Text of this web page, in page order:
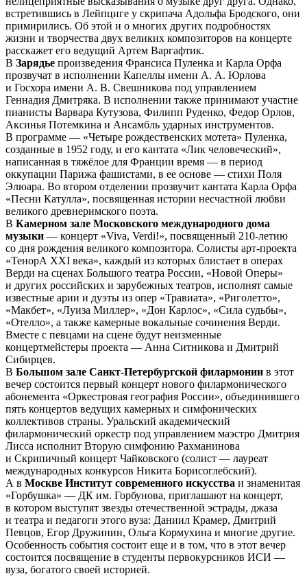
встретившись в Лейпциге у скрипача Адольфа Бродского, они
примирились. Об этой и о многих других подробностях
жизни и творчества двух великих композиторов на концерте
расскажет его ведущий Артем Варгафтик.
В Зарядье произведения Франсиса Пуленка и Карла Орфа
прозвучат в исполнении Капеллы имени А. А. Юрлова
и Госхора имени А. В. Свешникова под управлением
Геннадия Дмитряка. В исполнении также принимают участие
пианисты Варвара Кутузова, Филипп Руденко, Федор Орлов,
Аксинья Потемкина и Ансамбль ударных инструментов.
В программе — «Четыре рождественских мотета» Пуленка,
созданные в 1952 году, и его кантата «Лик человеческий»,
написанная в тяжёлое для Франции время — в период
оккупации Парижа фашистами, в ее основе — стихи Поля
Элюара. Во втором отделении прозвучит кантата Карла Орфа
«Песни Катулла», посвященная истории несчастной любви
великого древнеримского поэта.
В Камерном зале Московского международного дома
музыки — концерт «Viva, Verdi!», посвященный 210-летию
со дня рождения великого композитора. Солисты арт-проекта
«ТенорА XXI века», каждый из которых блистает в операх
Верди на сценах Большого театра России, «Новой Оперы»
и других российских и зарубежных театров, исполнят самые
известные арии и дуэты из опер «Травиата», «Риголетто»,
«Макбет», «Луиза Миллер», «Дон Карлос», «Сила судьбы»,
«Отелло», а также камерные вокальные сочинения Верди.
Вместе с певцами на сцене будут неизменные
концертмейстеры проекта — Анна Ситникова и Дмитрий
Сибирцев.
В Большом зале Санкт-Петербургской филармонии в этот
вечер состоится первый концерт нового филармонического
абонемента «Оркестровая география России», объединившего
пять концертов ведущих камерных и симфонических
коллективов страны. Уральский академический
филармонический оркестр под управлением маэстро Дмитрия
Лисса исполнит Вторую симфонию Рахманинова
и Скрипичный концерт Чайковского (солист — лауреат
международных конкурсов Никита Борисоглебский).
А в Москве Институт современного искусства и знаменитая
«Горбушка» — ДК им. Горбунова, приглашают на концерт,
в котором выступят звезды отечественной эстрады, джаза
и театра и педагоги этого вуза: Даниил Крамер, Дмитрий
Певцов, Егор Дружинин, Ольга Кормухина и многие другие.
Особенность события состоит еще и в том, что в этот вечер
состоится посвящение в студенты первокурсников ИСИ —
вуза, богатого своей историей.